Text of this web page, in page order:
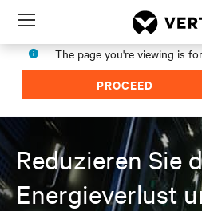
Menu
The page you're viewing is for
PROCEED
Reduzieren Sie
Energieverlust